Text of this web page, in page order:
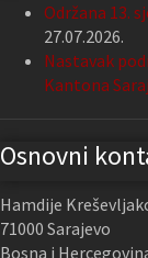
Održana 13.
27.07.2026.
Nastavak
Kantona
Osnovni
Hamdije
71000 Sarajevo
Bosna i